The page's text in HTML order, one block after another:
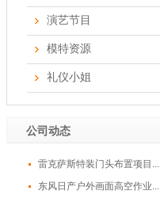
演艺节目
模特资源
礼仪小姐
公司动态
雷克萨斯特装门头布置项目...
东风日产户外画面高空作业...